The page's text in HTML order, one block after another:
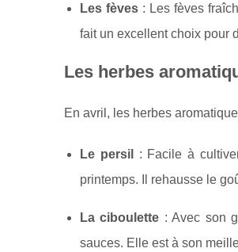
Les fèves : Les fèves
fait un excellent choix pour
Les herbes
En avril, les herbes
Le persil
: Facile à
printemps. Il rehausse le
La ciboulette : Avec son
sauces. Elle est à son